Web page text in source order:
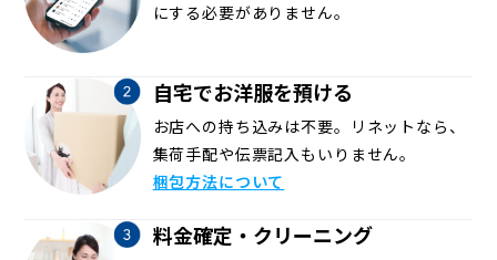
にする必要がありません。
自宅でお洋服を預ける
お店への持ち込みは不要。リネットなら、
集荷手配や伝票記入もいりません。
梱包方法について
料金確定・クリーニング